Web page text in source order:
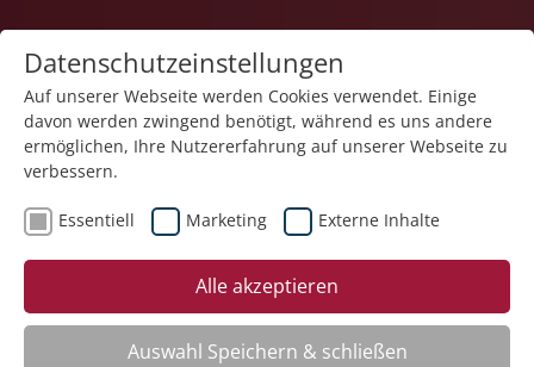
Kategorieübersicht
Datenschutzeinstellungen
Auf unserer Webseite werden Cookies verwendet. Einige
davon werden zwingend benötigt, während es uns andere
ermöglichen, Ihre Nutzererfahrung auf unserer Webseite zu
verbessern.
Essentiell Marketing Externe Inhalte
Alle akzeptieren
Auswahl Speichern & schließen